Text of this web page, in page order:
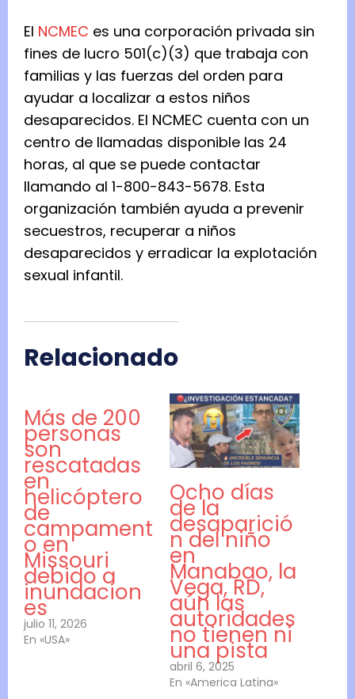
El NCMEC es una corporación privada sin
fines de lucro 501(c)(3) que trabaja con
familias y las fuerzas del orden para
ayudar a localizar a estos niños
desaparecidos. El NCMEC cuenta con un
centro de llamadas disponible las 24
horas, al que se puede contactar
llamando al 1-800-843-5678. Esta
organización también ayuda a prevenir
secuestros, recuperar a niños
desaparecidos y erradicar la explotación
sexual infantil.
Relacionado
Más de 200
personas
son
rescatadas
en
helicóptero
de
campament
o en
Missouri
debido a
inundacion
es
julio 11, 2026
En «USA»
Ocho días
de la
desaparició
n del niño
en
Manabao, la
Vega, RD,
aún las
autoridades
no tienen ni
una pista
abril 6, 2025
En «America Latina»